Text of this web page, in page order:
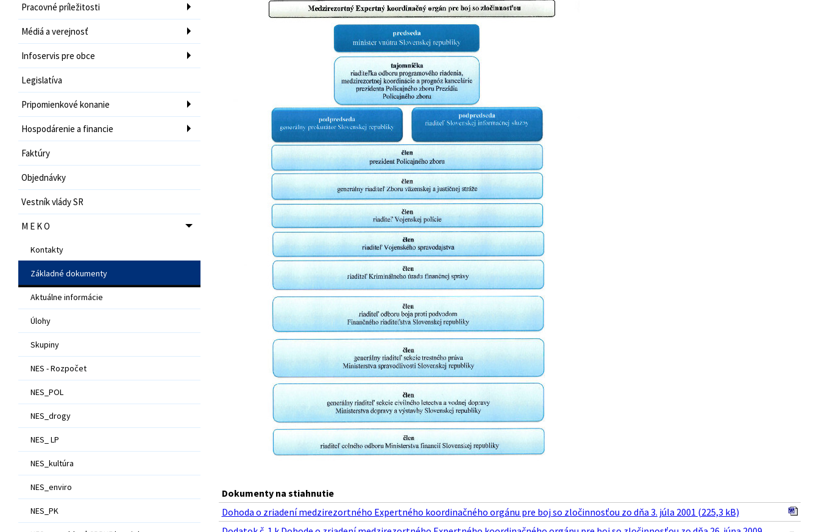
Pracovné príležitosti
Médiá a verejnosť
Infoservis pre obce
Legislatíva
Pripomienkové konanie
Hospodárenie a financie
Faktúry
Objednávky
Vestník vlády SR
M E K O
Kontakty
Základné dokumenty
Aktuálne informácie
Úlohy
Skupiny
NES - Rozpočet
NES_POL
NES_drogy
NES_ LP
NES_kultúra
NES_enviro
NES_PK
Dokumenty na stiahnutie
Dohoda o zriadení medzirezortného Expertného koordinačného orgánu pre boj so zločinnosťou zo dňa 3. júla 2001 (225,3 kB)